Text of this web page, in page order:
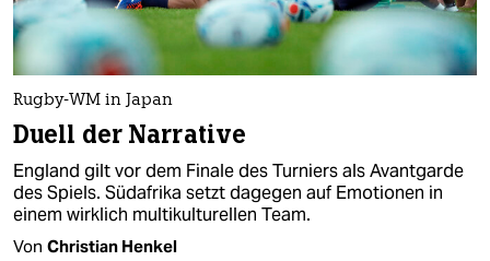
Rugby-WM in Japan
Duell der Narrative
England gilt vor dem Finale des Turniers als Avantgarde
des Spiels. Südafrika setzt dagegen auf Emotionen in
einem wirklich multikulturellen Team.
Von Christian Henkel